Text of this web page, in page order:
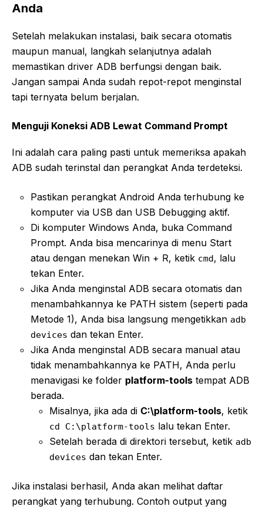
Anda
Setelah melakukan instalasi, baik secara otomatis
maupun manual, langkah selanjutnya adalah
memastikan driver ADB berfungsi dengan baik.
Jangan sampai Anda sudah repot-repot menginstal
tapi ternyata belum berjalan.
Menguji Koneksi ADB Lewat Command Prompt
Ini adalah cara paling pasti untuk memeriksa apakah
ADB sudah terinstal dan perangkat Anda terdeteksi.
Pastikan perangkat Android Anda terhubung ke
komputer via USB dan USB Debugging aktif.
Di komputer Windows Anda, buka Command
Prompt. Anda bisa mencarinya di menu Start
atau dengan menekan Win + R, ketik cmd, lalu
tekan Enter.
Jika Anda menginstal ADB secara otomatis dan
menambahkannya ke PATH sistem (seperti pada
Metode 1), Anda bisa langsung mengetikkan adb
devices dan tekan Enter.
Jika Anda menginstal ADB secara manual atau
tidak menambahkannya ke PATH, Anda perlu
menavigasi ke folder platform-tools tempat ADB
berada.
Misalnya, jika ada di C:\platform-tools, ketik
cd C:\platform-tools lalu tekan Enter.
Setelah berada di direktori tersebut, ketik adb
devices dan tekan Enter.
Jika instalasi berhasil, Anda akan melihat daftar
perangkat yang terhubung. Contoh output yang